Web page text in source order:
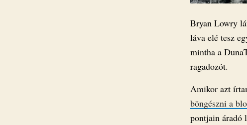
Bryan Lowry
láva elé tesz
mintha a
ragadozót.
Amikor azt
böngészni a
pontjain áradó